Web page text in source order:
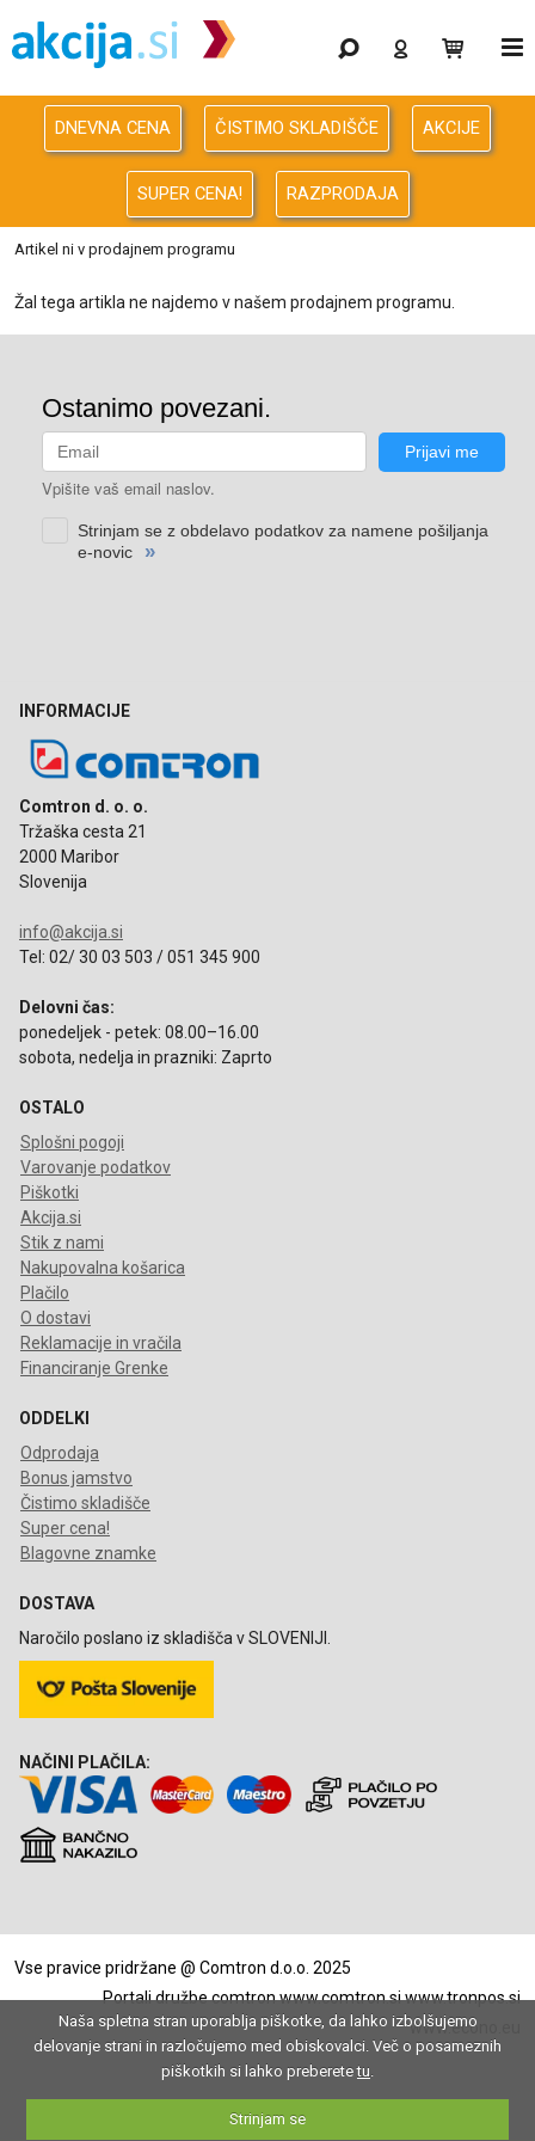
Gaming
Odprodaja
Računalništvo
Računalništvo za podjetja
Oprema za pisarno in dom
Telefonija
DNEVNA CENA ČISTIMO SKLADIŠČE AKCIJE
SUPER CENA! RAZPRODAJA
Artikel ni v prodajnem programu
Žal tega artikla ne najdemo v našem prodajnem programu.
INFORMACIJE
Comtron d. o. o.
Tržaška cesta 21
2000 Maribor
Slovenija
info@akcija.si
Tel: 02/ 30 03 503 / 051 345 900
Delovni čas:
ponedeljek - petek: 08.00–16.00
sobota, nedelja in prazniki: Zaprto
OSTALO
Splošni pogoji
Varovanje podatkov
Piškotki
Akcija.si
Stik z nami
Nakupovalna košarica
Plačilo
O dostavi
Reklamacije in vračila
Financiranje Grenke
ODDELKI
Odprodaja
Bonus jamstvo
Čistimo skladišče
Super cena!
Blagovne znamke
DOSTAVA
Naročilo poslano iz skladišča v SLOVENIJI.
NAČINI PLAČILA:
Vse pravice pridržane @ Comtron d.o.o. 2025
Portali družbe comtronwww.comtron.siwww.tronpos.si
www.econo.eu
Naša spletna stran uporablja piškotke, da lahko izbolšujemo
delovanje strani in razločujemo med obiskovalci. Več o posameznih
piškotkih si lahko preberetetu.
Strinjam se